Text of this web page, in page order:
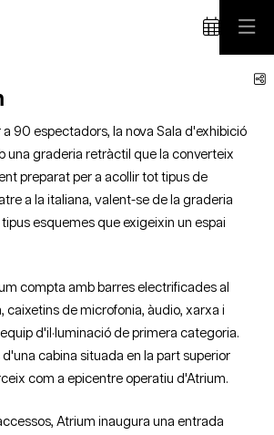
90 espectadors, la nova Sala d'exhibició
una graderia retràctil que la converteix
preparat per a acollir tot tipus de
a la italiana, valent-se de la graderia
esquemes que exigeixin un espai
compta amb barres electrificades al
caixetins de microfonia, àudio, xarxa i
d'il·luminació de primera categoria.
d'una cabina situada en la part superior
com a epicentre operatiu d'Atrium.
Atrium inaugura una entrada